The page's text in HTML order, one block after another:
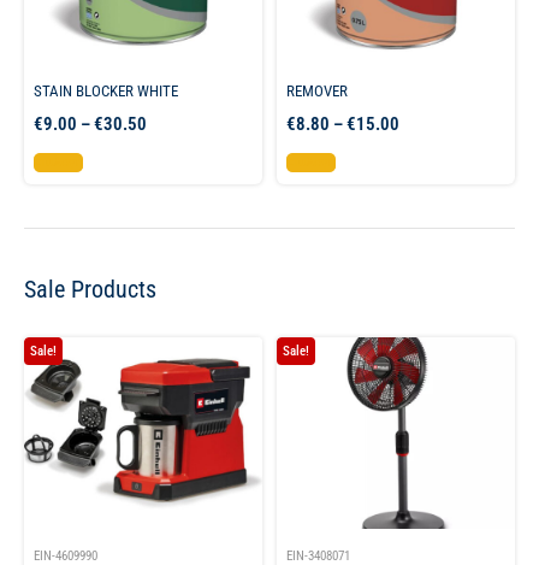
STAIN BLOCKER WHITE
€9.00 –€30.50
Επιλογή
REMOVER
€8.80 –€15.00
Επιλογή
Sale Products
Sale!
EIN-4609990
Sale!
EIN-3408071